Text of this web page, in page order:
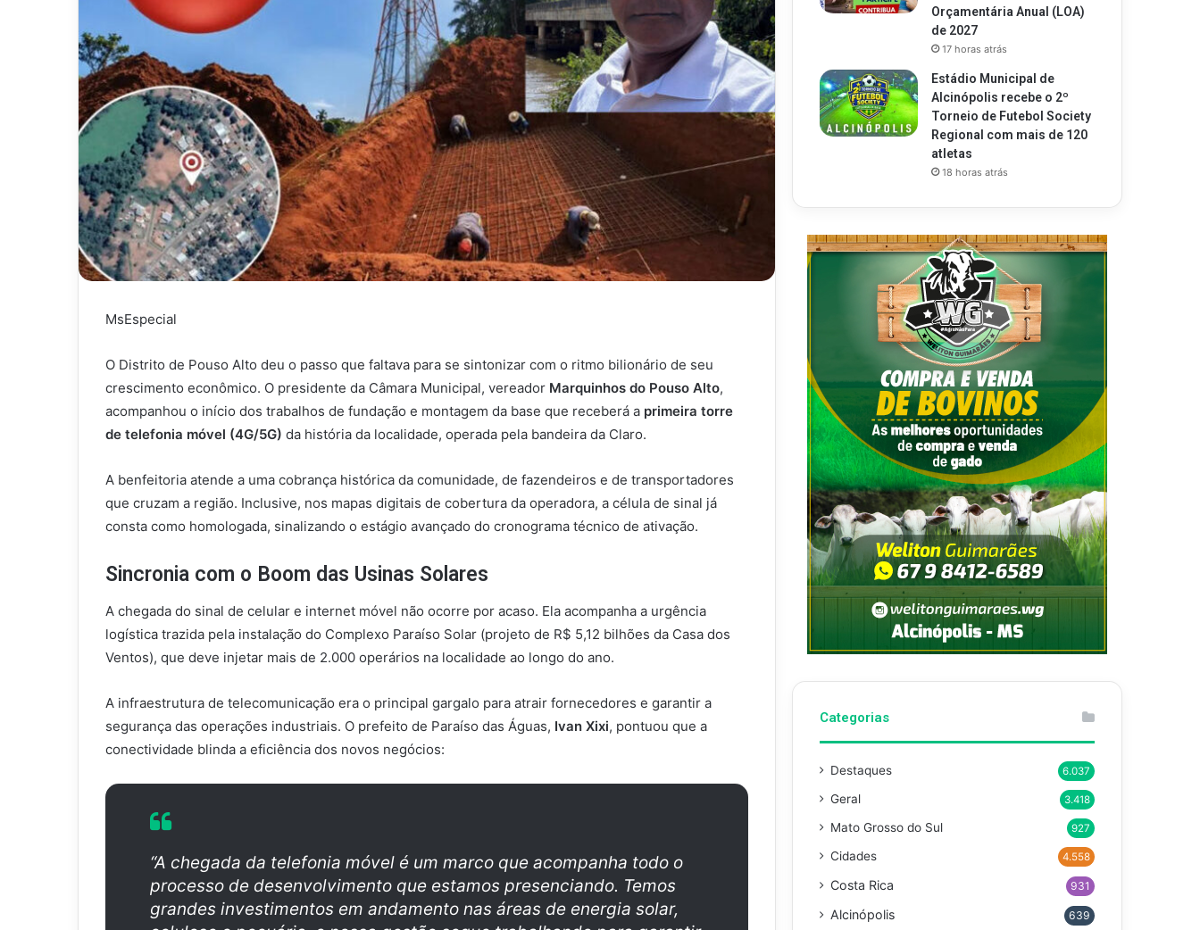
MsEspecial
O Distrito de Pouso Alto deu o passo que faltava para se sintonizar com o ritmo bilionário de seu
crescimento econômico. O presidente da Câmara Municipal, vereador Marquinhos do Pouso Alto,
acompanhou o início dos trabalhos de fundação e montagem da base que receberá a primeira torre
de telefonia móvel (4G/5G) da história da localidade, operada pela bandeira da Claro.
A benfeitoria atende a uma cobrança histórica da comunidade, de fazendeiros e de transportadores
que cruzam a região. Inclusive, nos mapas digitais de cobertura da operadora, a célula de sinal já
consta como homologada, sinalizando o estágio avançado do cronograma técnico de ativação.
Sincronia com o Boom das Usinas Solares
A chegada do sinal de celular e internet móvel não ocorre por acaso. Ela acompanha a urgência
logística trazida pela instalação do Complexo Paraíso Solar (projeto de R$ 5,12 bilhões da Casa dos
Ventos), que deve injetar mais de 2.000 operários na localidade ao longo do ano.
A infraestrutura de telecomunicação era o principal gargalo para atrair fornecedores e garantir a
segurança das operações industriais. O prefeito de Paraíso das Águas, Ivan Xixi, pontuou que a
conectividade blinda a eficiência dos novos negócios:
“A chegada da telefonia móvel é um marco que acompanha todo o
processo de desenvolvimento que estamos presenciando. Temos
grandes investimentos em andamento nas áreas de energia solar,
Orçamentária Anual (LOA)
de 2027
17 horas atrás
Estádio Municipal de
Alcinópolis recebe o 2º
Torneio de Futebol Society
Regional com mais de 120
atletas
18 horas atrás
Categorias
Destaques 6.037
Geral 3.418
Mato Grosso do Sul 927
Cidades 4.558
Costa Rica 931
Alcinópolis 639